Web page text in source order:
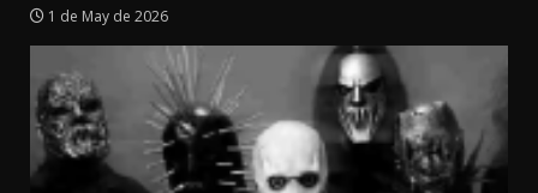
1 de May de 2026